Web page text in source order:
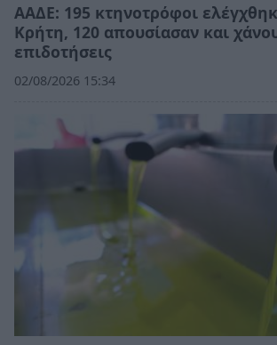
ΑΑΔΕ: 195 κτηνοτρόφοι
Κρήτη, 120 απουσίασαν και
επιδοτήσεις
02/08/2026 15:34